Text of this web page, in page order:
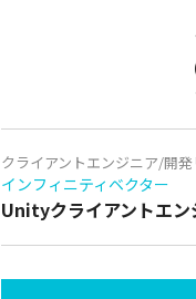
クライアントエンジニア/開
インフィニティベクター
Unityクライアントエン